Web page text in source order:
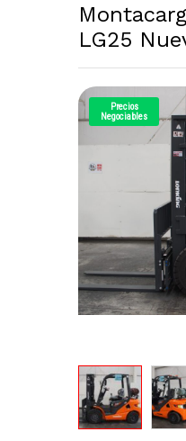
LG25
Precios
Negociables